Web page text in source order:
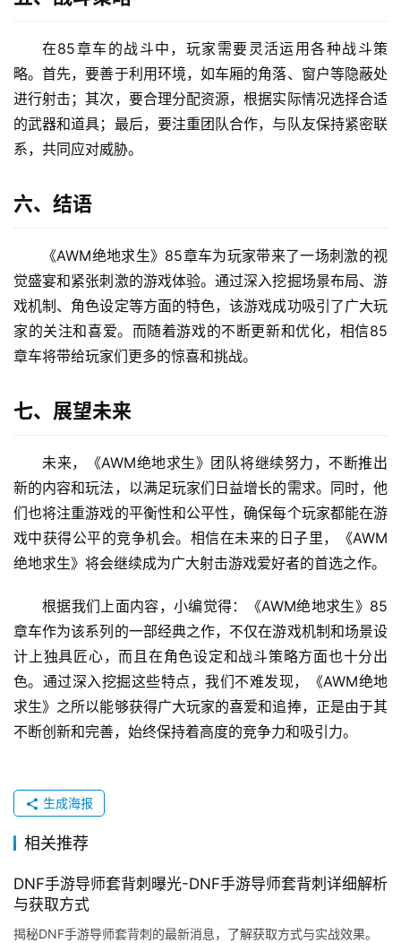
在85章车的战斗中，玩家需要灵活运用各种战斗策
略。首先，要善于利用环境，如车厢的角落、窗户等隐蔽处
进行射击；其次，要合理分配资源，根据实际情况选择合适
的武器和道具；最后，要注重团队合作，与队友保持紧密联
系，共同应对威胁。
六、结语
《AWM绝地求生》85章车为玩家带来了一场刺激的视
觉盛宴和紧张刺激的游戏体验。通过深入挖掘场景布局、游
戏机制、角色设定等方面的特色，该游戏成功吸引了广大玩
家的关注和喜爱。而随着游戏的不断更新和优化，相信85
章车将带给玩家们更多的惊喜和挑战。
七、展望未来
未来，《AWM绝地求生》团队将继续努力，不断推出
新的内容和玩法，以满足玩家们日益增长的需求。同时，他
们也将注重游戏的平衡性和公平性，确保每个玩家都能在游
戏中获得公平的竞争机会。相信在未来的日子里，《AWM
绝地求生》将会继续成为广大射击游戏爱好者的首选之作。
根据我们上面内容，小编觉得：《AWM绝地求生》85
章车作为该系列的一部经典之作，不仅在游戏机制和场景设
计上独具匠心，而且在角色设定和战斗策略方面也十分出
色。通过深入挖掘这些特点，我们不难发现，《AWM绝地
求生》之所以能够获得广大玩家的喜爱和追捧，正是由于其
不断创新和完善，始终保持着高度的竞争力和吸引力。
生成海报
相关推荐
DNF手游导师套背刺曝光-DNF手游导师套背刺详细解析
与获取方式
揭秘DNF手游导师套背刺的最新消息，了解获取方式与实战效果。